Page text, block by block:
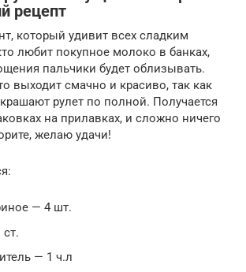
рецепт
который удивит всех сладким
любит покупное молоко в банках,
пальчики будет облизывать.
выходит смачно и красиво, так как
рулет по полной. Получается
на прилавках, и сложно ничего
желаю удачи!
— 4 шт.
— 1 ч.л